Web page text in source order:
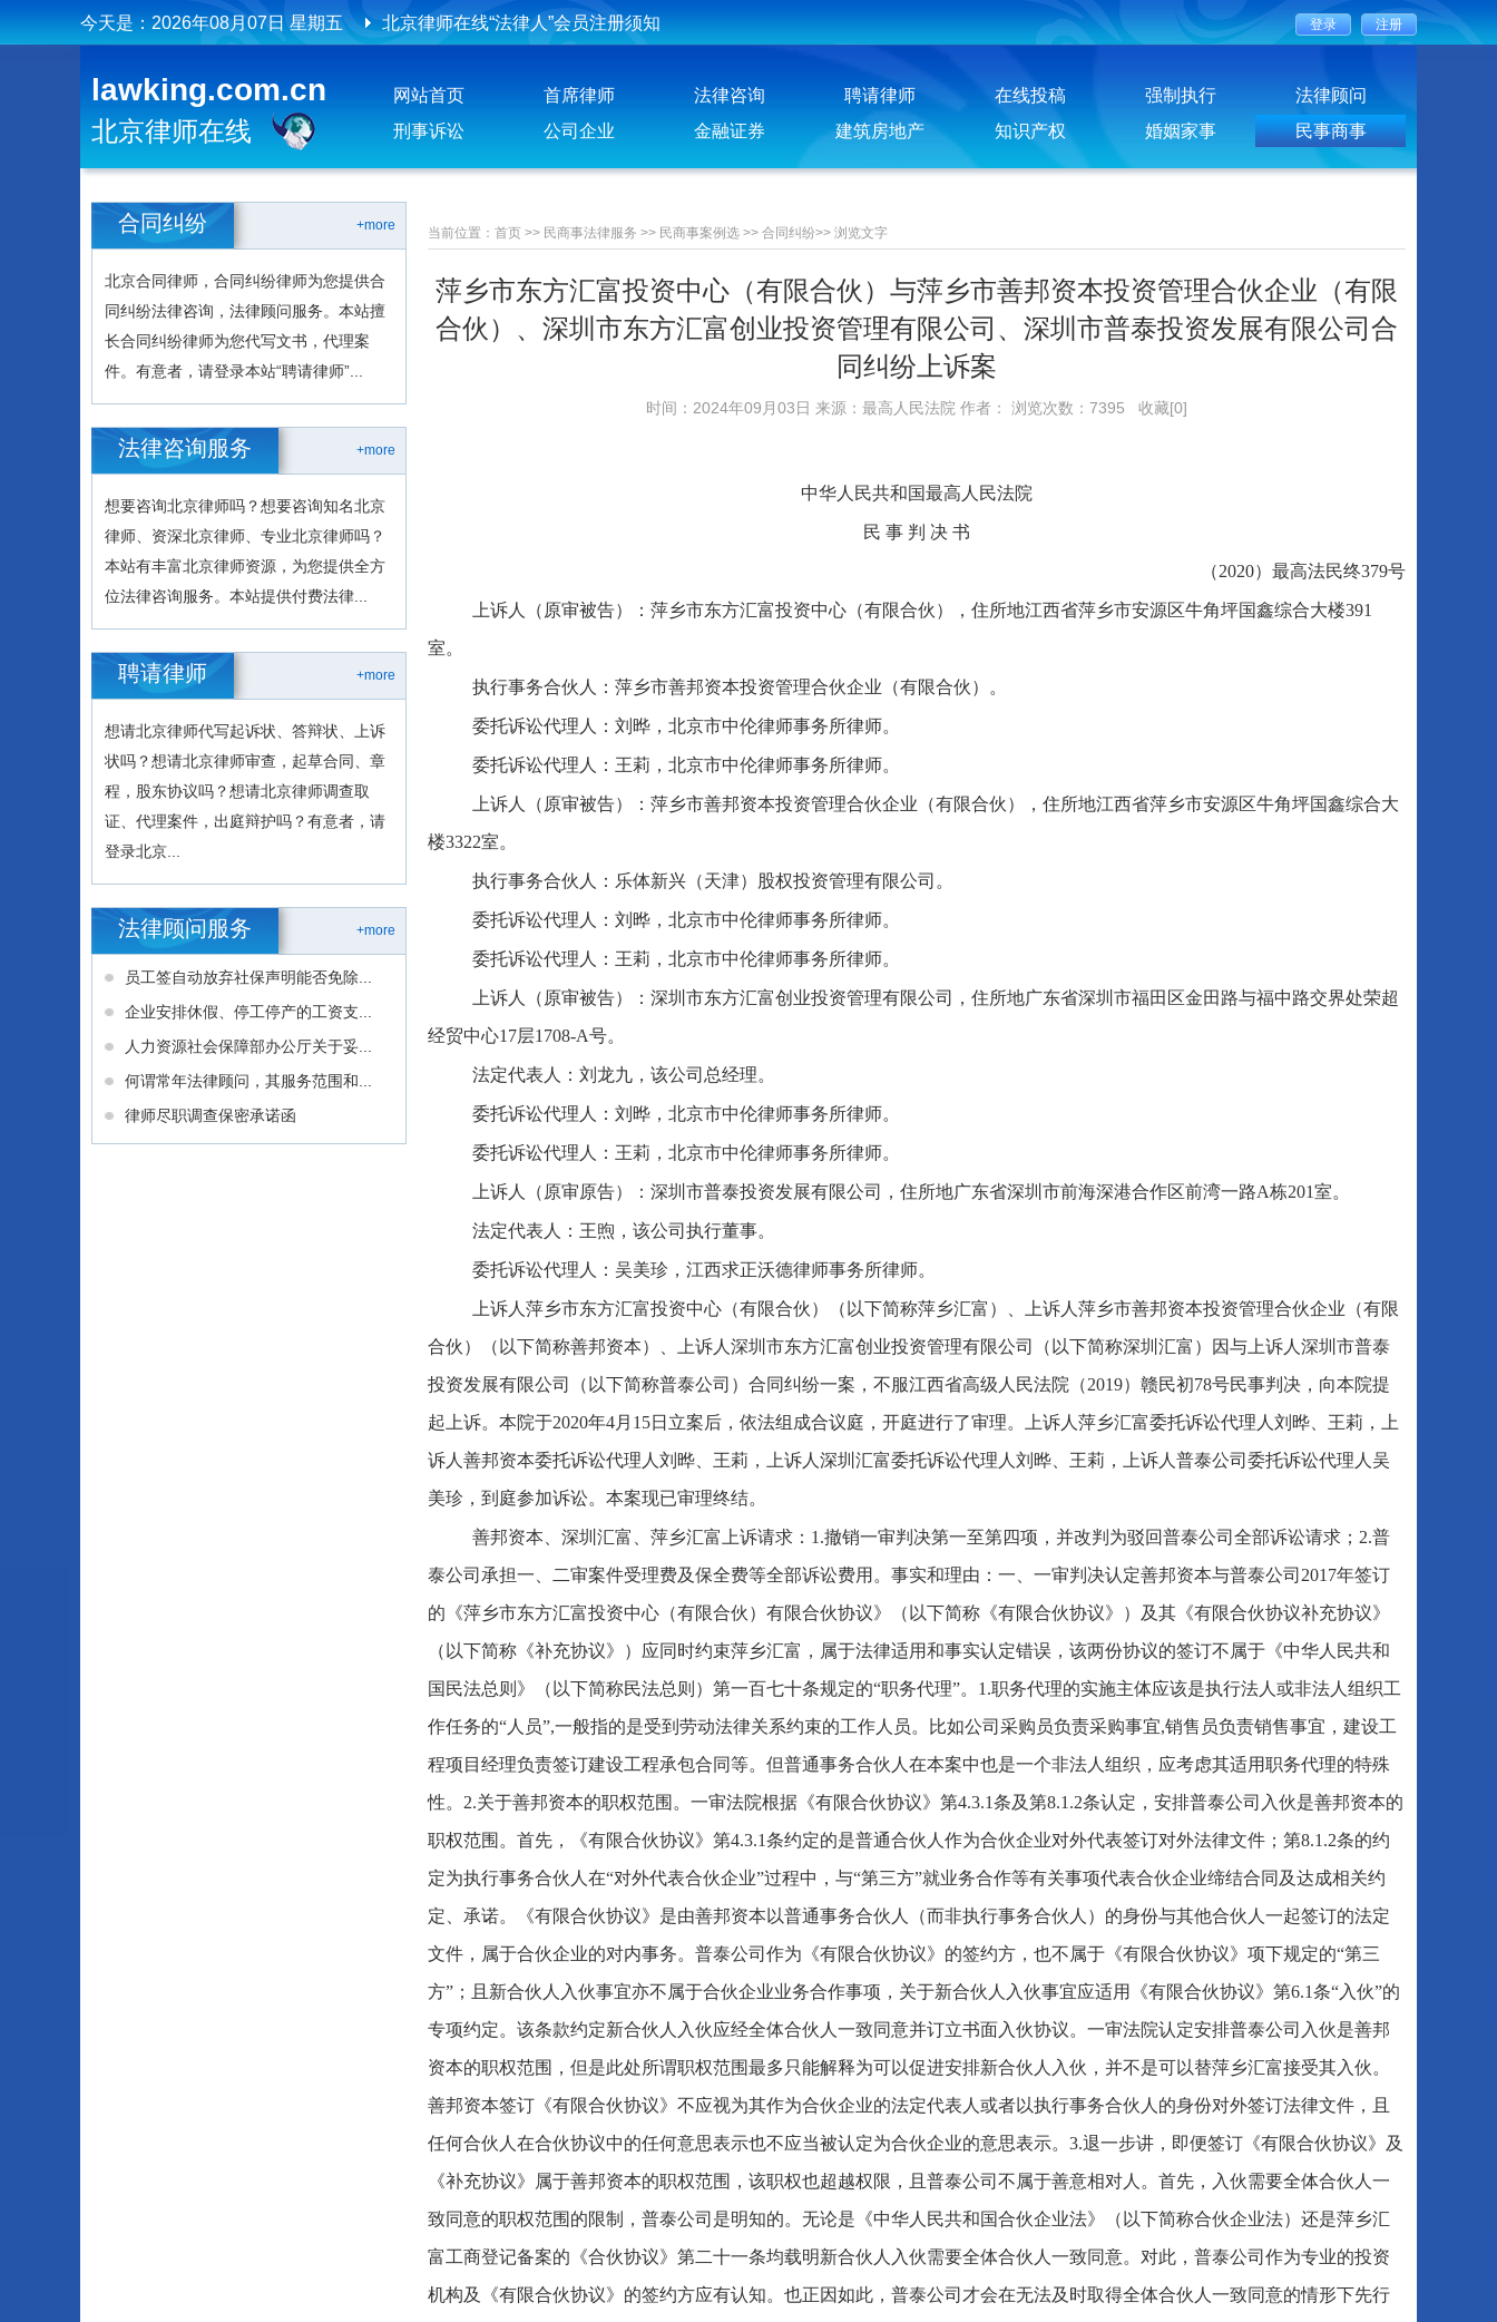
今天是： 2026年08月07日 星期五 北京律师在线“法律人”会员注册须知
lawking.com.cn
北京律师在线
网站首页 首席律师 法律咨询 聘请律师 在线投稿 强制执行
法律顾问
刑事诉讼
公司企业 金融证券 建筑房地产 知识产权 婚姻家事 民事商事
+more
合同纠纷
北京合同律师，合同纠纷律师为您提供合
同纠纷法律咨询，法律顾问服务。本站擅
长合同纠纷律师为您代写文书，代理案
件。有意者，请登录本站“聘请律师”...
+more
法律咨询服务
想要咨询北京律师吗？想要咨询知名北京
律师、资深北京律师、专业北京律师吗？
本站有丰富北京律师资源，为您提供全方
位法律咨询服务。本站提供付费法律...
+more
聘请律师
想请北京律师代写起诉状、答辩状、上诉
状吗？想请北京律师审查，起草合同、章
程，股东协议吗？想请北京律师调查取
证、代理案件，出庭辩护吗？有意者，请
登录北京...
+more
法律顾问服务
员工签自动放弃社保声明能否免除...
企业安排休假、停工停产的工资支...
人力资源社会保障部办公厅关于妥...
何谓常年法律顾问，其服务范围和...
律师尽职调查保密承诺函
当前位置： 首页 >> 民商事法律服务 >> 民商事案例选 >> 合同纠纷>> 浏览文字
萍乡市东方汇富投资中心（有限合伙）与萍乡市善邦资本投资管理合伙企业（有限
合伙）、深圳市东方汇富创业投资管理有限公司、深圳市普泰投资发展有限公司合
同纠纷上诉案
时间：2024年09月03日 来源：最高人民法院 作者： 浏览次数：7395 收藏[0]
中华人民共和国最高人民法院
民 事 判 决 书
（2020）最高法民终379号
上诉人（原审被告）：萍乡市东方汇富投资中心（有限合伙），住所地江西省萍乡市安源区牛角坪国鑫综合大楼391
室。
执行事务合伙人：萍乡市善邦资本投资管理合伙企业（有限合伙）。
委托诉讼代理人：刘晔，北京市中伦律师事务所律师。
委托诉讼代理人：王莉，北京市中伦律师事务所律师。
上诉人（原审被告）：萍乡市善邦资本投资管理合伙企业（有限合伙），住所地江西省萍乡市安源区牛角坪国鑫综合大
楼3322室。
执行事务合伙人：乐体新兴（天津）股权投资管理有限公司。
委托诉讼代理人：刘晔，北京市中伦律师事务所律师。
委托诉讼代理人：王莉，北京市中伦律师事务所律师。
上诉人（原审被告）：深圳市东方汇富创业投资管理有限公司，住所地广东省深圳市福田区金田路与福中路交界处荣超
经贸中心17层1708-A号。
法定代表人：刘龙九，该公司总经理。
委托诉讼代理人：刘晔，北京市中伦律师事务所律师。
委托诉讼代理人：王莉，北京市中伦律师事务所律师。
上诉人（原审原告）：深圳市普泰投资发展有限公司，住所地广东省深圳市前海深港合作区前湾一路A栋201室。
法定代表人：王煦，该公司执行董事。
委托诉讼代理人：吴美珍，江西求正沃德律师事务所律师。
上诉人萍乡市东方汇富投资中心（有限合伙）（以下简称萍乡汇富）、上诉人萍乡市善邦资本投资管理合伙企业（有限
合伙）（以下简称善邦资本）、上诉人深圳市东方汇富创业投资管理有限公司（以下简称深圳汇富）因与上诉人深圳市普泰
投资发展有限公司（以下简称普泰公司）合同纠纷一案，不服江西省高级人民法院（2019）赣民初78号民事判决，向本院提
起上诉。本院于2020年4月15日立案后，依法组成合议庭，开庭进行了审理。上诉人萍乡汇富委托诉讼代理人刘晔、王莉，上
诉人善邦资本委托诉讼代理人刘晔、王莉，上诉人深圳汇富委托诉讼代理人刘晔、王莉，上诉人普泰公司委托诉讼代理人吴
美珍，到庭参加诉讼。本案现已审理终结。
善邦资本、深圳汇富、萍乡汇富上诉请求：1.撤销一审判决第一至第四项，并改判为驳回普泰公司全部诉讼请求；2.普
泰公司承担一、二审案件受理费及保全费等全部诉讼费用。事实和理由：一、一审判决认定善邦资本与普泰公司2017年签订
的《萍乡市东方汇富投资中心（有限合伙）有限合伙协议》（以下简称《有限合伙协议》）及其《有限合伙协议补充协议》
（以下简称《补充协议》）应同时约束萍乡汇富，属于法律适用和事实认定错误，该两份协议的签订不属于《中华人民共和
国民法总则》（以下简称民法总则）第一百七十条规定的“职务代理”。1.职务代理的实施主体应该是执行法人或非法人组织工
作任务的“人员”,一般指的是受到劳动法律关系约束的工作人员。比如公司采购员负责采购事宜,销售员负责销售事宜，建设工
程项目经理负责签订建设工程承包合同等。但普通事务合伙人在本案中也是一个非法人组织，应考虑其适用职务代理的特殊
性。2.关于善邦资本的职权范围。一审法院根据《有限合伙协议》第4.3.1条及第8.1.2条认定，安排普泰公司入伙是善邦资本的
职权范围。首先，《有限合伙协议》第4.3.1条约定的是普通合伙人作为合伙企业对外代表签订对外法律文件；第8.1.2条的约
定为执行事务合伙人在“对外代表合伙企业”过程中，与“第三方”就业务合作等有关事项代表合伙企业缔结合同及达成相关约
定、承诺。《有限合伙协议》是由善邦资本以普通事务合伙人（而非执行事务合伙人）的身份与其他合伙人一起签订的法定
文件，属于合伙企业的对内事务。普泰公司作为《有限合伙协议》的签约方，也不属于《有限合伙协议》项下规定的“第三
方”；且新合伙人入伙事宜亦不属于合伙企业业务合作事项，关于新合伙人入伙事宜应适用《有限合伙协议》第6.1条“入伙”的
专项约定。该条款约定新合伙人入伙应经全体合伙人一致同意并订立书面入伙协议。一审法院认定安排普泰公司入伙是善邦
资本的职权范围，但是此处所谓职权范围最多只能解释为可以促进安排新合伙人入伙，并不是可以替萍乡汇富接受其入伙。
善邦资本签订《有限合伙协议》不应视为其作为合伙企业的法定代表人或者以执行事务合伙人的身份对外签订法律文件，且
任何合伙人在合伙协议中的任何意思表示也不应当被认定为合伙企业的意思表示。3.退一步讲，即便签订《有限合伙协议》及
《补充协议》属于善邦资本的职权范围，该职权也超越权限，且普泰公司不属于善意相对人。首先，入伙需要全体合伙人一
致同意的职权范围的限制，普泰公司是明知的。无论是《中华人民共和国合伙企业法》（以下简称合伙企业法）还是萍乡汇
富工商登记备案的《合伙协议》第二十一条均载明新合伙人入伙需要全体合伙人一致同意。对此，普泰公司作为专业的投资
机构及《有限合伙协议》的签约方应有认知。也正因如此，普泰公司才会在无法及时取得全体合伙人一致同意的情形下先行